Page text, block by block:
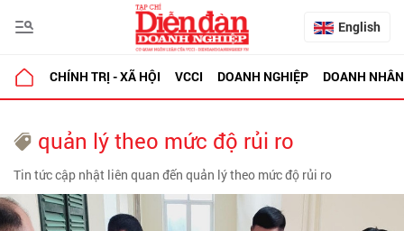
English
CHÍNH TRỊ - XÃ HỘI VCCI DOANH NGHIỆP DOANH NHÂN
quản lý theo mức độ rủi ro
Tin tức cập nhật liên quan đến quản lý theo mức độ rủi ro